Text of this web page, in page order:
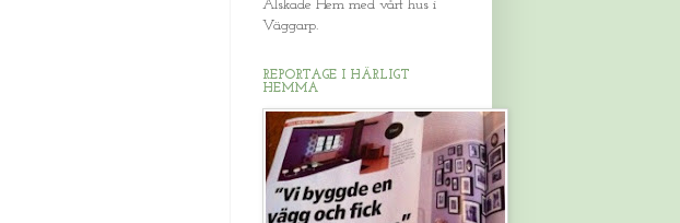
Älskade Hem med vårt hus i
Väggarp.
REPORTAGE I HÄRLIGT
HEMMA